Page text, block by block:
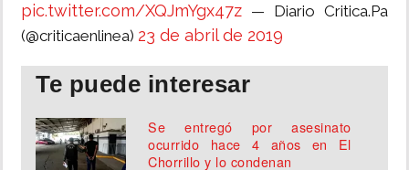
pic.twitter.com/XQJmYgx47z — Diario Critica.Pa
(@criticaenlinea) 23 de abril de 2019
Te puede interesar
Se entregó por asesinato
ocurrido hace 4 años en El
Chorrillo y lo condenan